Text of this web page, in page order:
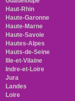
Haut-Rhin
Haute-Garonne
Haute-Marne
Haute-Savoie
Hautes-Alpes
Hauts-de-Seine
Ille-et-Vilaine
Indre-et-Loire
Jura
Landes
Loire